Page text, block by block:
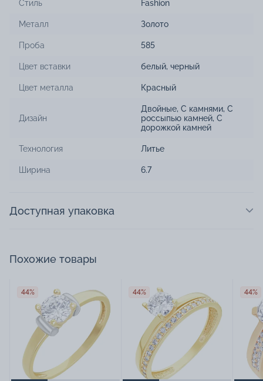
Стиль Fashion
Металл Золото
Проба 585
Цвет вставки белый, черный
Цвет металла Красный
Дизайн
Двойные, С камнями, С
россыпью камней, С
дорожкой камней
Технология Литье
Ширина 6.7
Доступная упаковка
Похожие товары
44% 44% 44%